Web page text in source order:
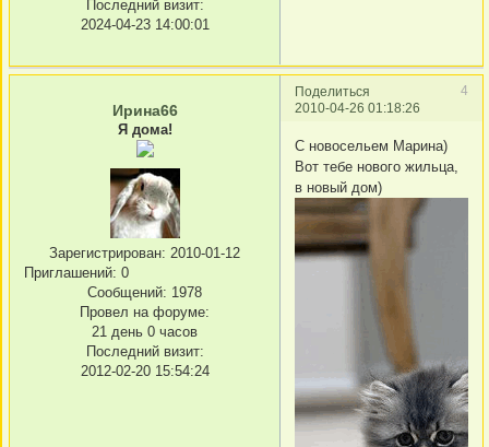
Последний визит:
2024-04-23 14:00:01
Поделиться
4
2010-04-26 01:18:26
Ирина66
Я дома!
Зарегистрирован: 2010-01-12
Приглашений: 0
Сообщений: 1978
Провел на форуме:
21 день 0 часов
Последний визит:
2012-02-20 15:54:24
С новосельем Марина)
Вот тебе нового жильца,
в новый дом)